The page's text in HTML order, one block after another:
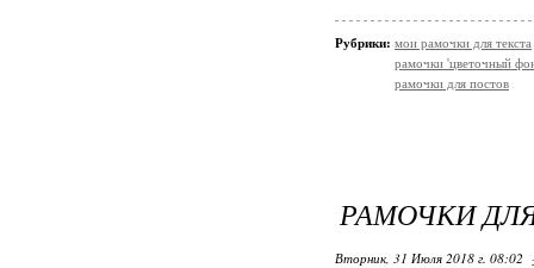
Рубрики: мои рамочки для текста
рамочки 'цветочный
рамочки для постов
РАМОЧКИ
Вторник, 31 Июля 2018 г. 08:02